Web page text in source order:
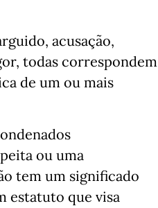
acusação,
todas correspondem
de um ou mais
ou uma
tem um significado
estatuto que visa